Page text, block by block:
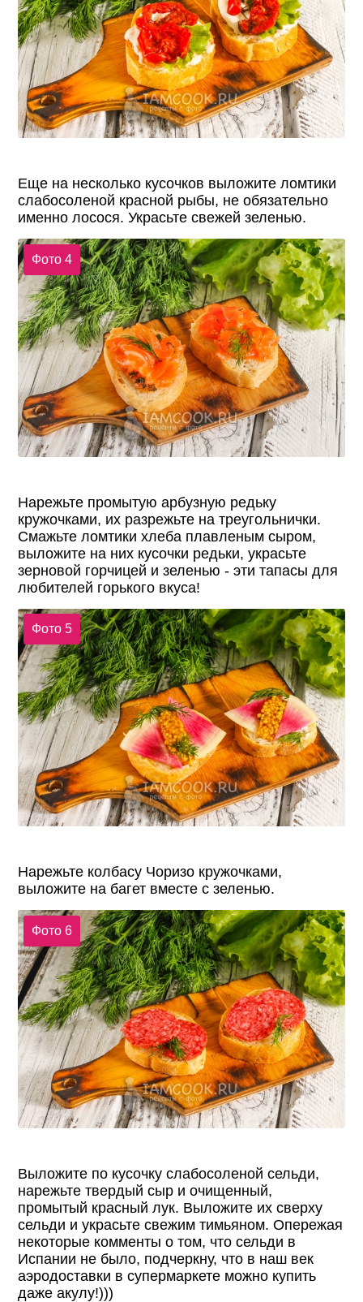
Еще на несколько кусочков выложите ломтики
слабосоленой красной рыбы, не обязательно
именно лосося. Украсьте свежей зеленью.
Фото 4
Нарежьте промытую арбузную редьку
кружочками, их разрежьте на треугольнички.
Смажьте ломтики хлеба плавленым сыром,
выложите на них кусочки редьки, украсьте
зерновой горчицей и зеленью - эти тапасы для
любителей горького вкуса!
Фото 5
Нарежьте колбасу Чоризо кружочками,
выложите на багет вместе с зеленью.
Фото 6
Выложите по кусочку слабосоленой сельди,
нарежьте твердый сыр и очищенный,
промытый красный лук. Выложите их сверху
сельди и украсьте свежим тимьяном. Опережая
некоторые комменты о том, что сельди в
Испании не было, подчеркну, что в наш век
аэродоставки в супермаркете можно купить
даже акулу!)))